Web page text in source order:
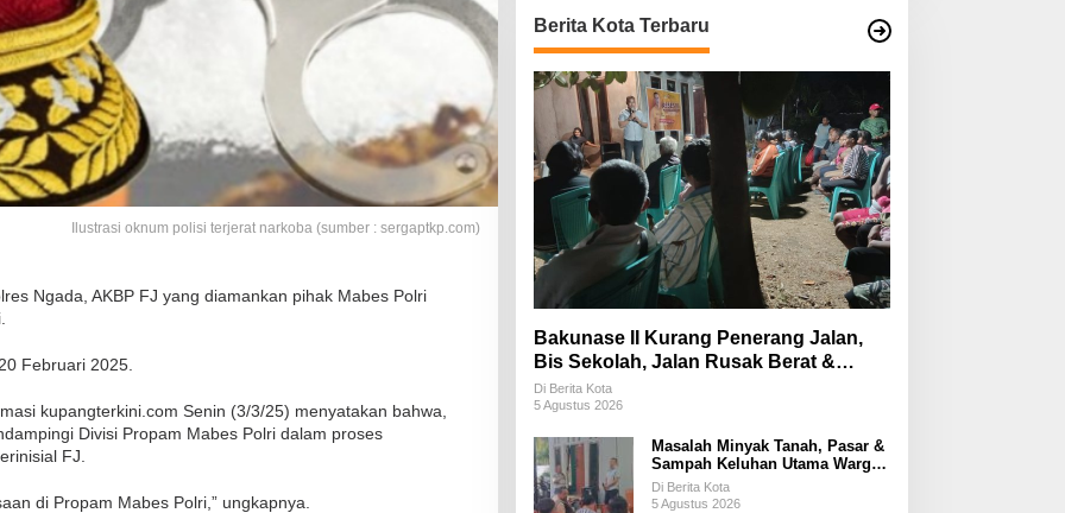
Ilustrasi oknum polisi terjerat narkoba (sumber : sergaptkp.com)
Ngada, AKBP FJ yang diamankan pihak Mabes Polri
Februari 2025.
kupangterkini.com Senin (3/3/25) menyatakan bahwa,
Divisi Propam Mabes Polri dalam proses
FJ.
di Propam Mabes Polri,” ungkapnya.
Berita Kota Terbaru
Bakunase II Kurang Penerang Jalan,
Bis Sekolah, Jalan Rusak Berat &
Susah Pupuk Subsidi
Di Berita Kota
5 Agustus 2026
Masalah Minyak Tanah, Pasar &
Sampah Keluhan Utama Warga
Airnona
Di Berita Kota
5 Agustus 2026